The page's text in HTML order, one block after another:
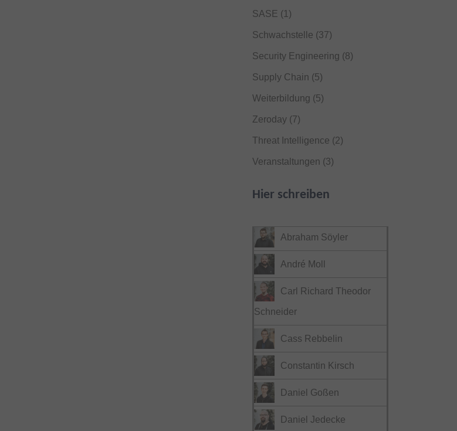
SASE (1)
Schwachstelle (37)
Security Engineering (8)
Supply Chain (5)
Weiterbildung (5)
Zeroday(7)
Threat Intelligence (2)
Veranstaltungen (3)
Hier schreiben
Abraham Söyler
André Moll
Carl Richard Theodor
Schneider
Cass Rebbelin
Constantin Kirsch
Daniel Goßen
Daniel Jedecke